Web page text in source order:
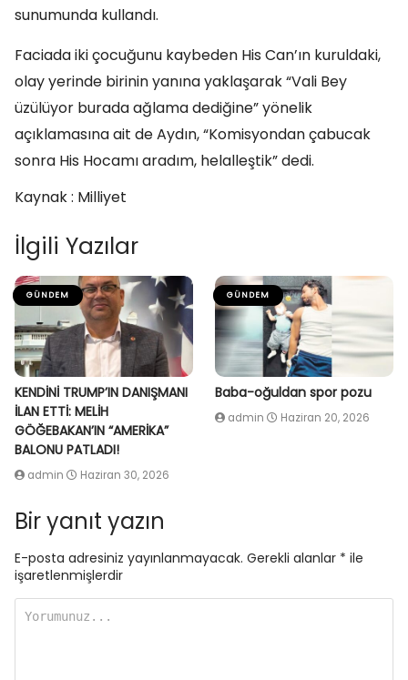
sunumunda kullandı.
Faciada iki çocuğunu kaybeden His Can’ın kuruldaki,
olay yerinde birinin yanına yaklaşarak “Vali Bey
üzülüyor burada ağlama dediğine” yönelik
açıklamasına ait de Aydın, “Komisyondan çabucak
sonra His Hocamı aradım, helalleştik” dedi.
Kaynak : Milliyet
İlgili Yazılar
GÜNDEM
KENDİNİ TRUMP’IN DANIŞMANI
İLAN ETTİ: MELİH
GÖĞEBAKAN’IN “AMERİKA”
BALONU PATLADI!
admin Haziran 30, 2026
GÜNDEM
Baba-oğuldan spor pozu
admin Haziran 20, 2026
Bir yanıt yazın
E-posta adresiniz yayınlanmayacak. Gerekli alanlar * ile
işaretlenmişlerdir